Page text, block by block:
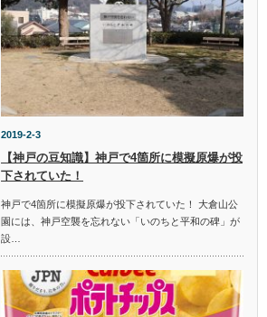
2019-2-3
【神戸の豆知識】神戸で4箇所に模擬原爆が投
下されていた！
神戸で4箇所に模擬原爆が投下されていた！ 大倉山公
園には、神戸空襲を忘れない「いのちと平和の碑」が
設…